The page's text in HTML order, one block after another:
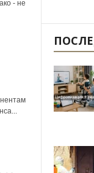
- не